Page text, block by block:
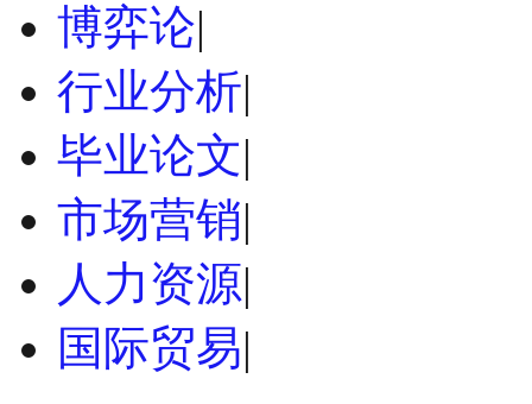
博弈论|
行业分析|
毕业论文|
市场营销|
人力资源|
国际贸易|